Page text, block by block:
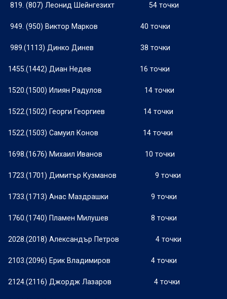
819. (807) Леонид Шейнгезихт 54 точки
949. (950) Виктор Марков 40 точки
989.(1113) Динко Динев 38 точки
1455.(1442) Диан Недев 16 точки
1520.(1500) Илиян Радулов 14 точки
1522.(1502) Георги Георгиев 14 точки
1522.(1503) Самуил Конов 14 точки
1698.(1676) Михаил Иванов 10 точки
1723.(1701) Димитър Кузманов 9 точки
1733.(1713) Анас Маздрашки 9 точки
1760.(1740) Пламен Милушев 8 точки
2028.(2018) Александър Петров 4 точки
2103.(2096) Ерик Владимиров 4 точки
2124.(2116) Джордж Лазаров 4 точки